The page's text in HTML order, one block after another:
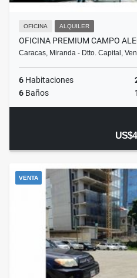
OFICINA ALQUILER
OFICINA PREMIUM CAMPO
Caracas, Miranda - Dtto. Capital,
6 Habitaciones
6 Baños
VENTA